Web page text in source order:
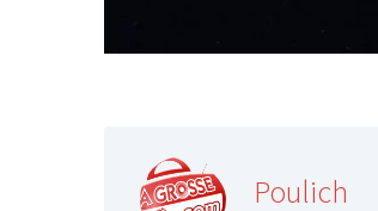
Poulich